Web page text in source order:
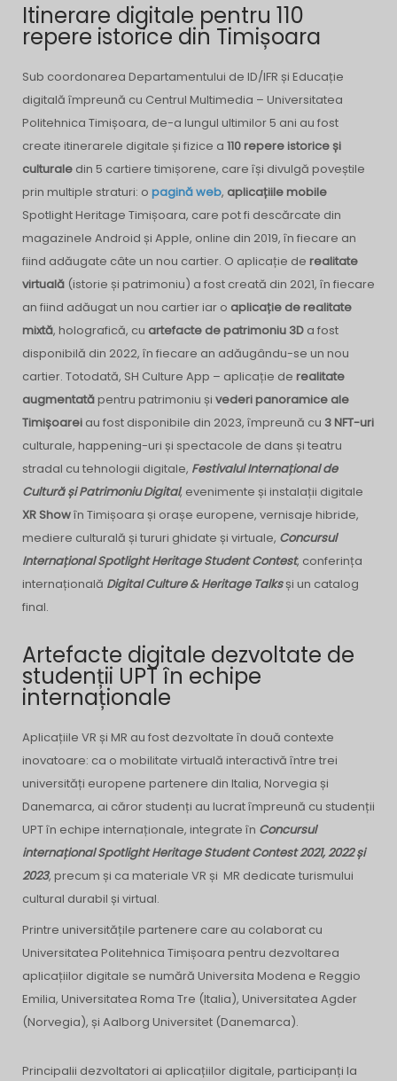
Itinerare digitale pentru 110
repere istorice din Timișoara
Sub coordonarea Departamentului de ID/IFR și Educație
digitală împreună cu Centrul Multimedia – Universitatea
Politehnica Timișoara, de-a lungul ultimilor 5 ani au fost
create itinerarele digitale și fizice a 110 repere istorice și
culturale din 5 cartiere timișorene, care își divulgă poveștile
prin multiple straturi: o pagină web, aplicațiile mobile
Spotlight Heritage Timișoara, care pot fi descărcate din
magazinele Android și Apple, online din 2019, în fiecare an
fiind adăugate câte un nou cartier. O aplicație de realitate
virtuală (istorie și patrimoniu) a fost creată din 2021, în fiecare
an fiind adăugat un nou cartier iar o aplicație de realitate
mixtă, holografică, cu artefacte de patrimoniu 3D a fost
disponibilă din 2022, în fiecare an adăugându-se un nou
cartier. Totodată, SH Culture App – aplicație de realitate
augmentată pentru patrimoniu și vederi panoramice ale
Timișoarei au fost disponibile din 2023, împreună cu 3 NFT-uri
culturale, happening-uri și spectacole de dans și teatru
stradal cu tehnologii digitale, Festivalul Internațional de
Cultură și Patrimoniu Digital, evenimente și instalații digitale
XR Showîn Timișoara și orașe europene, vernisaje hibride,
mediere culturală și tururi ghidate și virtuale, Concursul
Internațional Spotlight Heritage Student Contest, conferința
internațională Digital Culture & Heritage Talksși un catalog
final.
Artefacte digitale dezvoltate de
studenții UPT în echipe
internaționale
Aplicațiile VR și MR au fost dezvoltate în două contexte
inovatoare: ca o mobilitate virtuală interactivă între trei
universități europene partenere din Italia, Norvegia și
Danemarca, ai căror studenți au lucrat împreună cu studenții
UPT în echipe internaționale, integrate în Concursul
internațional Spotlight Heritage Student Contest 2021, 2022 și
2023, precum și ca materiale VR și MR dedicate turismului
cultural durabil și virtual.
Printre universitățile partenere care au colaborat cu
Universitatea Politehnica Timișoara pentru dezvoltarea
aplicațiilor digitale se numără Universita Modena e Reggio
Emilia, Universitatea Roma Tre (Italia), Universitatea Agder
(Norvegia), și Aalborg Universitet (Danemarca).
Principalii dezvoltatori ai aplicațiilor digitale, participanți la